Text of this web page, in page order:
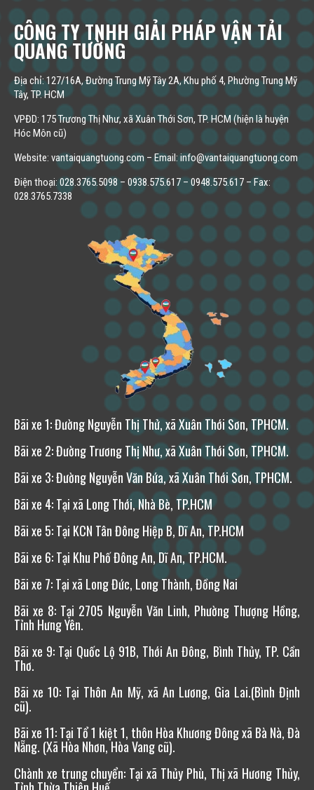
CÔNG TY TNHH GIẢI PHÁP VẬN TẢI
QUANG TƯỜNG
Địa chỉ: 127/16A, Đường Trung Mỹ Tây 2A, Khu phố 4, Phường Trung Mỹ
Tây, TP. HCM
VPĐD: 175 Trương Thị Như, xã Xuân Thới Sơn, TP. HCM (hiện là huyện
Hóc Môn cũ)
Website: vantaiquangtuong.com – Email: info@vantaiquangtuong.com
Điện thoại: 028.3765.5098 – 0938.575.617 – 0948.575.617 – Fax:
028.3765.7338
Bãi xe 1: Đường Nguyễn Thị Thử, xã Xuân Thới Sơn, TPHCM.
Bãi xe 2: Đường Trương Thị Như, xã Xuân Thới Sơn, TPHCM.
Bãi xe 3: Đường Nguyễn Văn Bứa, xã Xuân Thới Sơn, TPHCM.
Bãi xe 4: Tại xã Long Thới, Nhà Bè, TP.HCM
Bãi xe 5: Tại KCN Tân Đông Hiệp B, Dĩ An, TP.HCM
Bãi xe 6: Tại Khu Phố Đông An, Dĩ An, TP.HCM.
Bãi xe 7: Tại xã Long Đức, Long Thành, Đồng Nai
Bãi xe 8: Tại 2705 Nguyễn Văn Linh, Phường Thượng Hồng,
Tỉnh Hưng Yên.
Bãi xe 9: Tại Quốc Lộ 91B, Thới An Đông, Bình Thủy, TP. Cần
Thơ.
Bãi xe 10: Tại Thôn An Mỹ, xã An Lương, Gia Lai.(Bình Định
cũ).
Bãi xe 11:Tại Tổ 1 kiệt 1, thôn Hòa Khương Đông xã Bà Nà, Đà
Nẵng. (Xã Hòa Nhơn, Hòa Vang cũ).
Chành xe trung chuyển: Tại xã Thủy Phù, Thị xã Hương Thủy,